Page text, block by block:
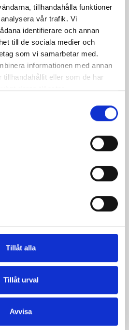
tillhandahålla funktioner
vår trafik. Vi
identifierare och annan
till de sociala medier och
som vi samarbetar med.
informationen med annan
tillhandahållit eller som de har
deras tjänster.
Tillåt alla
Tillåt urval
Avvisa
Bön- och korvgryta
Snabb kycklinggryta